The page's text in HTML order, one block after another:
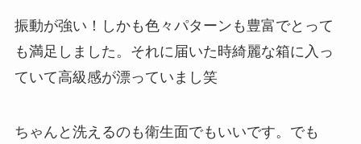
振動が強い！しかも色々パターンも豊富でとって
も満足しました。それに届いた時綺麗な箱に入っ
ていて高級感が漂っていまし笑
ちゃんと洗えるのも衛生面でもいいです。でも